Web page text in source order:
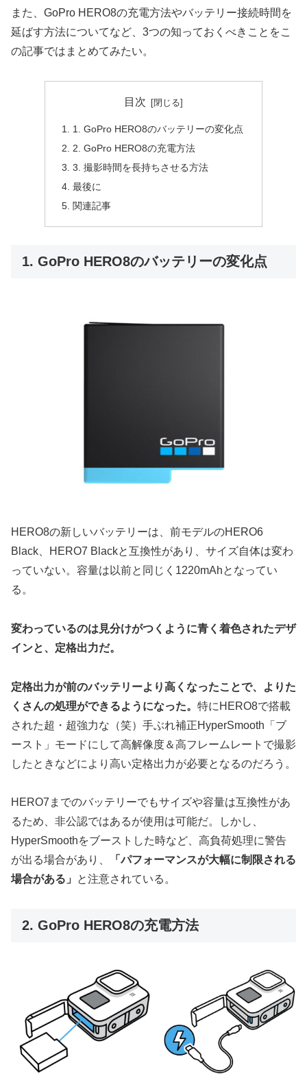
また、GoPro HERO8の充電方法やバッテリー接続時間を
延ばす方法についてなど、3つの知っておくべきことをこ
の記事ではまとめてみたい。
目次
1. GoPro HERO8のバッテリーの変化点
2. GoPro HERO8の充電方法
3. 撮影時間を長持ちさせる方法
最後に
関連記事
1. GoPro HERO8のバッテリーの変化点
HERO8の新しいバッテリーは、前モデルのHERO6
Black、HERO7 Blackと互換性があり、サイズ自体は変わ
っていない。容量は以前と同じく1220mAhとなってい
る。
変わっているのは見分けがつくように青く着色されたデザ
インと、定格出力だ。
定格出力が前のバッテリーより高くなったことで、よりた
くさんの処理ができるようになった。 特にHERO8で搭載
された超・超強力な（笑）手ぶれ補正HyperSmooth「ブ
ースト」モードにして高解像度＆高フレームレートで撮影
したときなどにより高い定格出力が必要となるのだろう。
HERO7までのバッテリーでもサイズや容量は互換性があ
るため、非公認ではあるが使用は可能だ。しかし、
HyperSmoothをブーストした時など、高負荷処理に警告
が出る場合があり、
「パフォーマンスが大幅に制限される
場合がある」
と注意されている。
2. GoPro HERO8の充電方法